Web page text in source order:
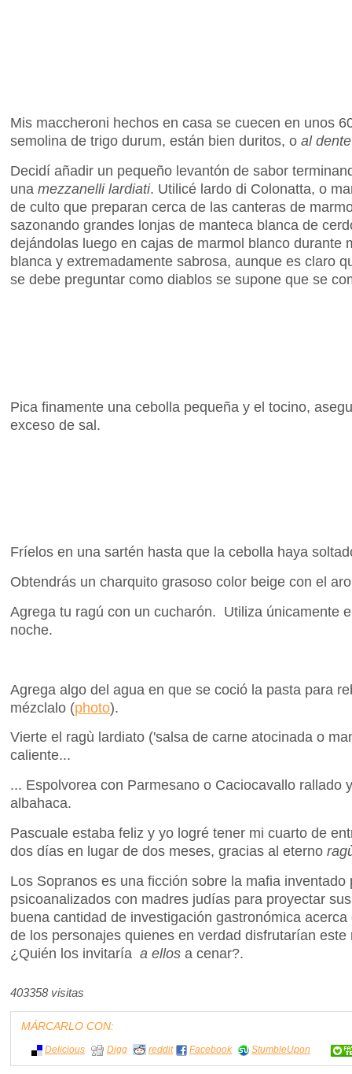
Mis maccheroni hechos en casa se cuecen en unos
semolina de trigo durum, están bien duritos, o al dente
Decidí añadir un pequeño levantón de sabor
una mezzanelli lardiati. Utilicé lardo di Colonatta, o
de culto que preparan cerca de las canteras de
sazonando grandes lonjas de manteca blanca de
dejándolas luego en cajas de marmol blanco durante
blanca y extremadamente sabrosa, aunque es claro
se debe preguntar como diablos se supone que se
Pica finamente una cebolla pequeña y el tocino,
exceso de sal.
Fríelos en una sartén hasta que la cebolla haya
Obtendrás un charquito grasoso color beige con el
Agrega tu ragú con un cucharón. Utiliza únicamente
noche.
Agrega algo del agua en que se coció la pasta para
mézclalo (photo).
Vierte el ragù lardiato ('salsa de carne atocinada o
caliente...
... Espolvorea con Parmesano o Caciocavallo rallado
albahaca.
Pascuale estaba feliz y yo logré tener mi cuarto de
dos días en lugar de dos meses, gracias al eterno
Los Sopranos es una ficción sobre la mafia inventado
psicoanalizados con madres judías para proyectar
buena cantidad de investigación gastronómica
de los personajes quienes en verdad disfrutarían
¿Quién los invitaría a ellos a cenar?.
403358 visitas
MÁRCARLO CON:
Delicious Digg reddit Facebook StumbleUpon